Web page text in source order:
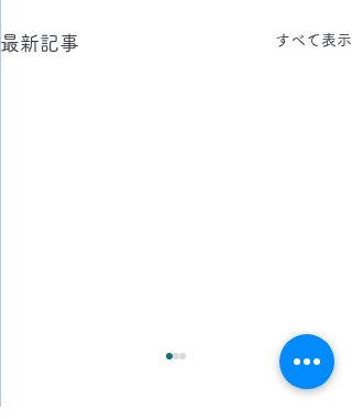
最新記事 すべて表示